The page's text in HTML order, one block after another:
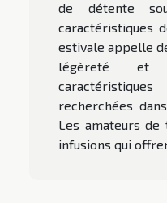
de détente
caractéristiques
estivale appelle
légèreté et
recherchées
Les amateurs
infusions qui